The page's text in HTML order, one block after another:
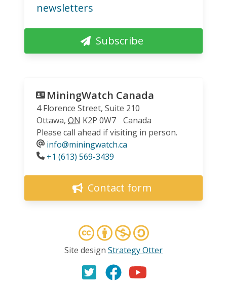
newsletters
Subscribe
MiningWatch Canada
4 Florence Street, Suite 210
Ottawa, ON K2P 0W7
Canada
Please call ahead if visiting in person.
info@miningwatch.ca
Phone
+1 (613) 569-3439
Contact form
Site design Strategy Otter